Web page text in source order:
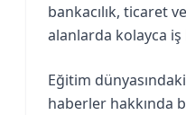
bankacılık, ticaret
alanlarda kolayca
Eğitim
haberler hakkında